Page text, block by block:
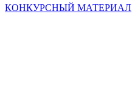
КОНКУРСНЫЙ МАТЕРИАЛ